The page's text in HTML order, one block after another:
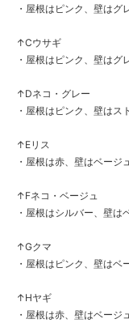
・屋根はピンク、壁はグ
↑Cウサギ
・屋根はピンク、壁はグ
↑Dネコ・グレー
・屋根はピンク、壁はス
↑Eリス
・屋根は赤、壁はベージ
↑Fネコ・ベージュ
・屋根はシルバー、壁は
↑Gクマ
・屋根はピンク、壁はベ
↑Hヤギ
・屋根は赤、壁はベージ